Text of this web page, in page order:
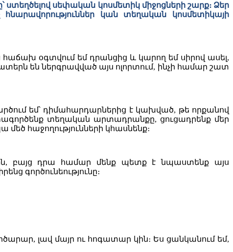
սեփական կոսմետիկ միջոցների շարք։ Ձեր
կան տեղական կոսմետիկայի
օգտվում եմ դրանցից և կարող եմ սիրով ասել,
են ներգրավված այս ոլորտում, ինչի համար շատ
եմ՝ դիմահարդարներից է կախված, թե որքանով
տեղական արտադրանքը, ցուցադրենք մեր
հաջողությունների կհասնենք։
բայց դրա համար մենք պետք է նպաստենք այս
գործունեությունը։
լավ մայր ու հոգատար կին։ Ես ցանկանում եմ,